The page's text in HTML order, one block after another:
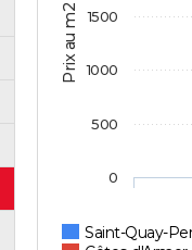
Prix au m2
Saint-Quay-
0
500
1000
1500